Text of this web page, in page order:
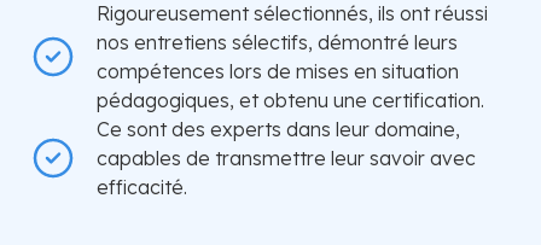
Rigoureusement sélectionnés, ils ont réussi
nos entretiens sélectifs, démontré leurs
compétences lors de mises en situation
pédagogiques, et obtenu une certification.
Ce sont des experts dans leur domaine,
capables de transmettre leur savoir avec
efficacité.